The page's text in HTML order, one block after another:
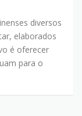
diversos
elaborados
é oferecer
para o